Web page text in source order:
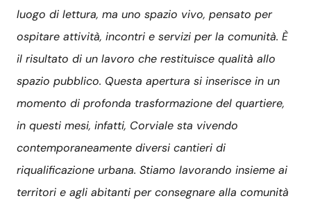
luogo di lettura, ma uno spazio vivo, pensato per
ospitare attività, incontri e servizi per la comunità. È
il risultato di un lavoro che restituisce qualità allo
spazio pubblico. Questa apertura si inserisce in un
momento di profonda trasformazione del quartiere,
in questi mesi, infatti, Corviale sta vivendo
contemporaneamente diversi cantieri di
riqualificazione urbana. Stiamo lavorando insieme ai
territori e agli abitanti per consegnare alla comunità